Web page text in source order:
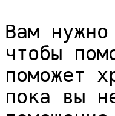
Вам
чтобы
поможет
пока вы